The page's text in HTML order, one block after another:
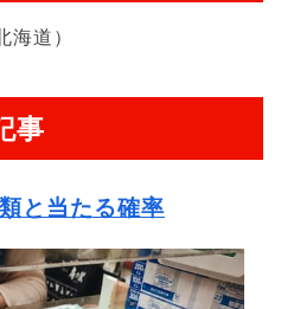
海道）
事
と当たる確率